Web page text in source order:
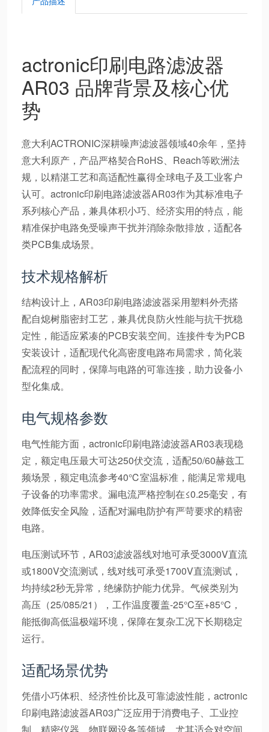
actronic印刷电路滤波器
AR03 品牌背景及核心优
势
意大利ACTRONIC深耕噪声滤波器领域40余年，坚持
意大利原产，产品严格契合RoHS、Reach等欧洲法
规，以精湛工艺和高适配性赢得全球电子及工业客户
认可。actronic印刷电路滤波器AR03作为其标准电子
系列核心产品，兼具体积小巧、经济实用的特点，能
精准保护电路免受噪声干扰并消除杂散排放，适配各
类PCB集成场景。
技术规格解析
结构设计上，AR03印刷电路滤波器采用塑料外壳搭
配自熄树脂密封工艺，兼具优良防火性能与抗干扰稳
定性，能适应紧凑的PCB安装空间。连接件专为PCB
安装设计，适配现代化高密度电路布局需求，简化装
配流程的同时，保障与电路的可靠连接，助力设备小
型化集成。
电气规格参数
电气性能方面，actronic印刷电路滤波器AR03表现稳
定，额定电压最大可达250伏交流，适配50/60赫兹工
频场景，额定电流参考40℃室温标准，能满足常规电
子设备的功率需求。漏电流严格控制在≤0.25毫安，有
效降低安全风险，适配对漏电防护有严苛要求的精密
电路。
电压测试环节，AR03滤波器线对地可承受3000V直流
或1800V交流测试，线对线可承受1700V直流测试，
均持续2秒无异常，绝缘防护能力优异。气候类别为
高压（25/085/21），工作温度覆盖-25°C至+85°C，
能抵御高低温极端环境，保障在复杂工况下长期稳定
运行。
适配场景优势
凭借小巧体积、经济性价比及可靠滤波性能，actronic
印刷电路滤波器AR03广泛应用于消费电子、工业控